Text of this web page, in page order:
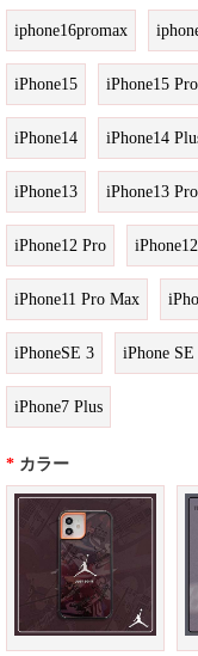
iphone16promax
iPhone15 iPhone15 Pro
iPhone14 iPhone14
iPhone13 iPhone13 Pro
iPhone12 Pro
iPhone11 Pro Max
iPhoneSE 3 iPhone SE
iPhone7 Plus
* カラー